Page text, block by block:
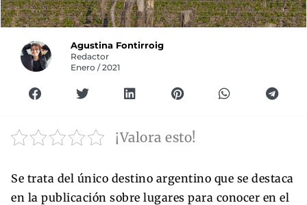
Agustina Fontirroig
Redactor
Enero / 2021
¡Valora esto!
Se trata del único destino argentino que se destaca
en la publicación sobre lugares para conocer en el